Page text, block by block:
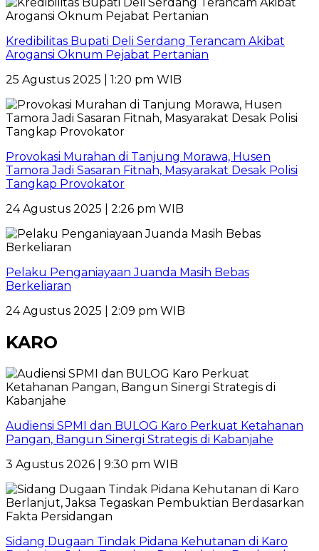
Kredibilitas Bupati Deli Serdang Terancam Akibat
Arogansi Oknum Pejabat Pertanian
25 Agustus 2025 | 1:20 pm WIB
Provokasi Murahan di Tanjung Morawa, Husen
Tamora Jadi Sasaran Fitnah, Masyarakat Desak Polisi
Tangkap Provokator
24 Agustus 2025 | 2:26 pm WIB
Pelaku Penganiayaan Juanda Masih Bebas
Berkeliaran
24 Agustus 2025 | 2:09 pm WIB
KARO
Audiensi SPMI dan BULOG Karo Perkuat Ketahanan
Pangan, Bangun Sinergi Strategis di Kabanjahe
3 Agustus 2026 | 9:30 pm WIB
Sidang Dugaan Tindak Pidana Kehutanan di Karo